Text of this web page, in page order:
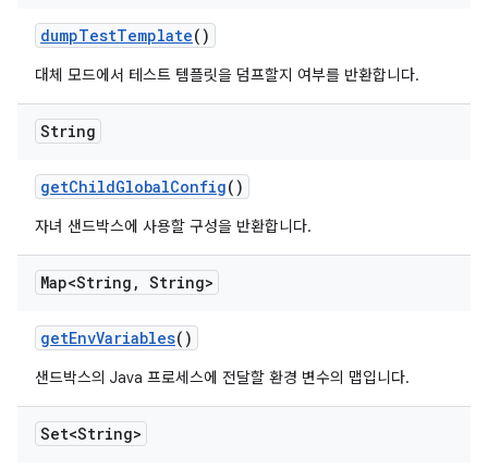
dumpTestTemplate()
대체 모드에서 테스트 템플릿을 덤프할지 여부를 반환합니다.
String
getChildGlobalConfig()
자녀 샌드박스에 사용할 구성을 반환합니다.
Map<String , String>
getEnvVariables()
샌드박스의 Java 프로세스에 전달할 환경 변수의 맵입니다.
Set<String>